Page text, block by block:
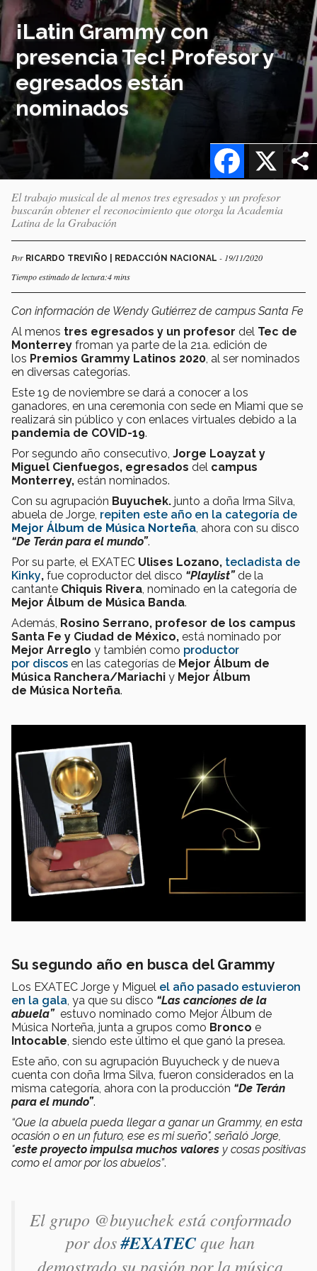
¡Latin Grammy con
presencia Tec! Profesor y
egresados están
nominados
X
Facebook
El trabajo musical de al menos tres egresados y un profesor
buscarán obtener el reconocimiento que otorga la Academia
Latina de la Grabación
Por RICARDO TREVIÑO | REDACCIÓN NACIONAL - 19/11/2020
Tiempo estimado de lectura:4 mins
Con información de Wendy Gutiérrez de campus Santa Fe
Al menos tres egresados y un profesor del Tec de
Monterrey froman ya parte de la 21a. edición de
los Premios Grammy Latinos 2020 , al ser nominados
en diversas categorías.
Este 19 de noviembre se dará a conocer a los
ganadores, en una ceremonia con sede en Miami que se
realizará sin público y con enlaces virtuales debido a la
pandemia de COVID-19.
Por segundo año consecutivo, Jorge Loayzat y
Miguel Cienfuegos, egresados del campus
Monterrey, están nominados.
Con su agrupación Buyuchek. junto a doña Irma Silva,
abuela de Jorge, repiten este año en la categoría de
Mejor Álbum de Música Norteña , ahora con su disco
“De Terán para el mundo”.
Por su parte, el EXATEC Ulises Lozano, tecladista de
Kinky, fue coproductor del disco “Playlist”de la
cantante Chiquis Rivera , nominado en la categoría de
Mejor Álbum de Música Banda.
Además, Rosino Serrano, profesor de los campus
Santa Fe y Ciudad de México, está nominado por
Mejor Arreglo y también como productor
por discos en las categorías de Mejor Álbum de
Música Ranchera/Mariachi y Mejor Álbum
de Música Norteña.
Su segundo año en busca del Grammy
Los EXATEC Jorge y Miguel el año pasado estuvieron
en la gala, ya que su disco “Las canciones de la
abuela”estuvo nominado como Mejor Álbum de
Música Norteña, junta a grupos como Bronco e
Intocable, siendo este último el que ganó la presea.
Este año, con su agrupación Buyucheck y de nueva
cuenta con doña Irma Silva, fueron considerados en la
misma categoría, ahora con la producción “De Terán
para el mundo”.
“Que la abuela pueda llegar a ganar un Grammy, en esta
ocasión o en un futuro, ese es mi sueño", señaló Jorge,
"este proyecto impulsa muchos valores y cosas positivas
como el amor por los abuelos”.
El grupo @buyuchek está conformado
por dos#EXATECque han
demostrado su pasión por la música